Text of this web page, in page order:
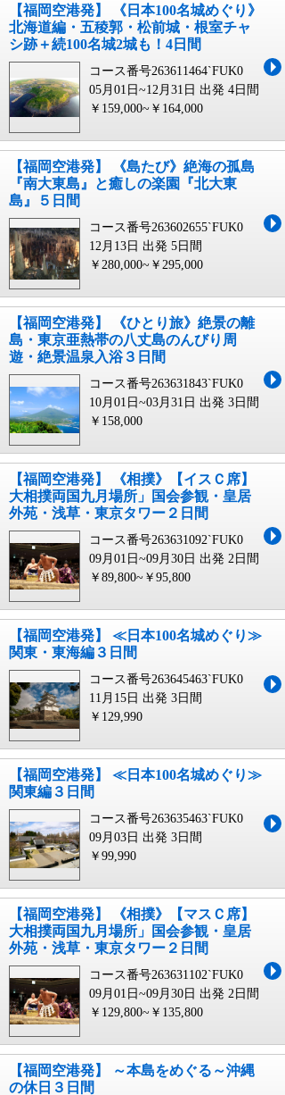
【福岡空港発】 《日本100名城めぐり》
北海道編・五稜郭・松前城・根室チャ
シ跡＋続100名城2城も！4日間
コース番号263611464`FUK0
05月01日~12月31日 出発 4日間
￥159,000~￥164,000
【福岡空港発】 《島たび》絶海の孤島
『南大東島』と癒しの楽園『北大東
島』５日間
コース番号263602655`FUK0
12月13日 出発 5日間
￥280,000~￥295,000
【福岡空港発】 《ひとり旅》絶景の離
島・東京亜熱帯の八丈島のんびり周
遊・絶景温泉入浴３日間
コース番号263631843`FUK0
10月01日~03月31日 出発 3日間
￥158,000
【福岡空港発】 《相撲》【イスＣ席】
大相撲両国九月場所」国会参観・皇居
外苑・浅草・東京タワー２日間
コース番号263631092`FUK0
09月01日~09月30日 出発 2日間
￥89,800~￥95,800
【福岡空港発】 ≪日本100名城めぐり≫
関東・東海編３日間
コース番号263645463`FUK0
11月15日 出発 3日間
￥129,990
【福岡空港発】 ≪日本100名城めぐり≫
関東編３日間
コース番号263635463`FUK0
09月03日 出発 3日間
￥99,990
【福岡空港発】 《相撲》【マスＣ席】
大相撲両国九月場所」国会参観・皇居
外苑・浅草・東京タワー２日間
コース番号263631102`FUK0
09月01日~09月30日 出発 2日間
￥129,800~￥135,800
【福岡空港発】 ～本島をめぐる～沖縄
の休日３日間